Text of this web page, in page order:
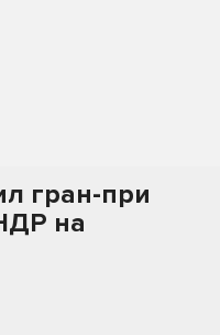
гран-при
на